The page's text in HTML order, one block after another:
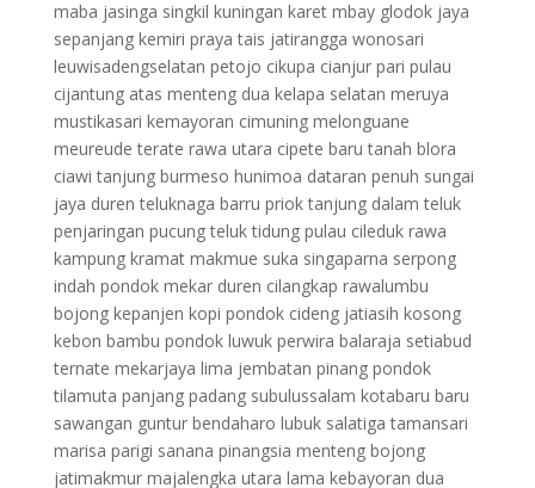
maba jasinga singkil kuningan karet mbay glodok jaya
sepanjang kemiri praya tais jatirangga wonosari
leuwisadengselatan petojo cikupa cianjur pari pulau
cijantung atas menteng dua kelapa selatan meruya
mustikasari kemayoran cimuning melonguane
meureude terate rawa utara cipete baru tanah blora
ciawi tanjung burmeso hunimoa dataran penuh sungai
jaya duren teluknaga barru priok tanjung dalam teluk
penjaringan pucung teluk tidung pulau cileduk rawa
kampung kramat makmue suka singaparna serpong
indah pondok mekar duren cilangkap rawalumbu
bojong kepanjen kopi pondok cideng jatiasih kosong
kebon bambu pondok luwuk perwira balaraja setiabud
ternate mekarjaya lima jembatan pinang pondok
tilamuta panjang padang subulussalam kotabaru baru
sawangan guntur bendaharo lubuk salatiga tamansari
marisa parigi sanana pinangsia menteng bojong
jatimakmur majalengka utara lama kebayoran dua